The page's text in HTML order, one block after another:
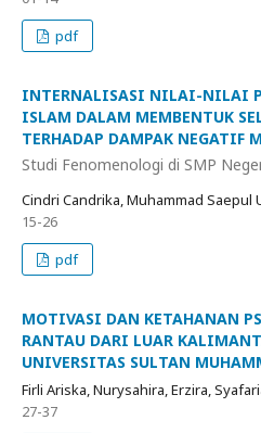
pdf
INTERNALISASI NILAI-NILAI
ISLAM DALAM MEMBENTUK
TERHADAP DAMPAK NEGATIF
Studi Fenomenologi di SMP
Cindri Candrika, Muhammad Saepul
15-26
pdf
MOTIVASI DAN KETAHANAN
RANTAU DARI LUAR
UNIVERSITAS SULTAN
Firli Ariska, Nurysahira, Erzira,
27-37